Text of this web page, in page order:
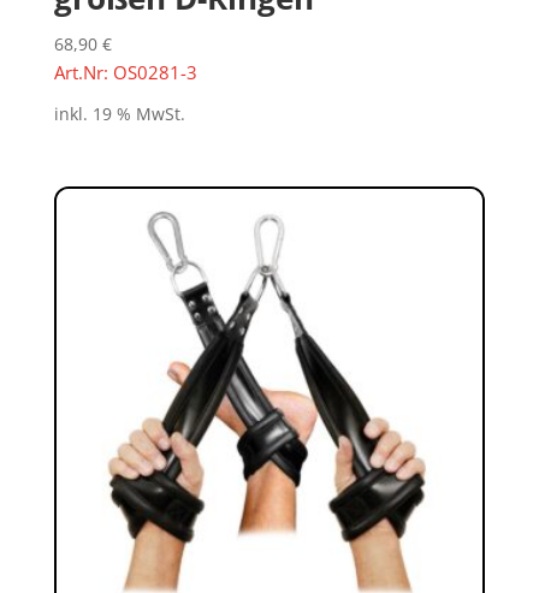
68,90 €
Art.Nr: OS0281-3
inkl. 19 % MwSt.